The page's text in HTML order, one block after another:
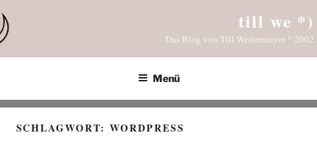
Inhalt
springen
till we *)
Das Blog von Till Westermayer * 2002
Menü
SCHLAGWORT:WORDPRESS